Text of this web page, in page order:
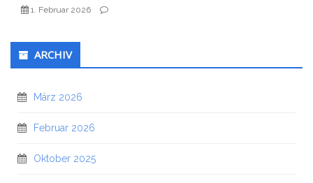
1. Februar 2026
ARCHIV
März 2026
Februar 2026
Oktober 2025